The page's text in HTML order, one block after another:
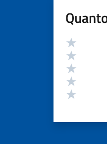
Valutazione